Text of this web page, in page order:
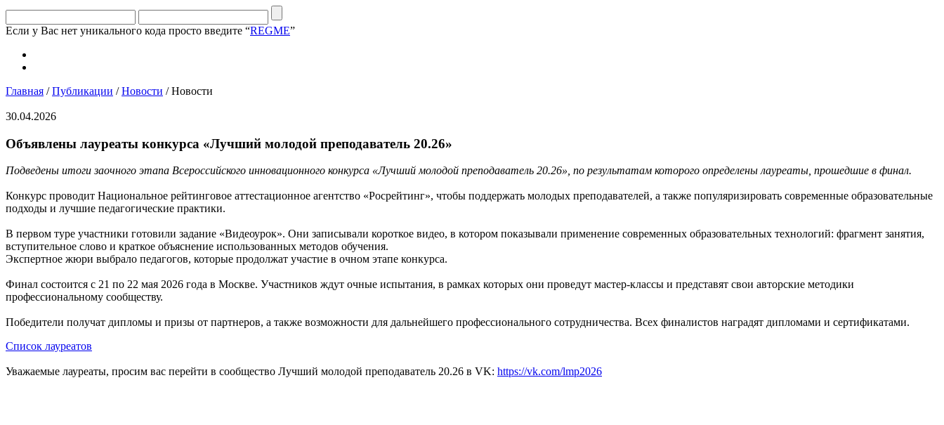
Если у Вас нет уникального кода просто введите “REGME”
Главная /Публикации /Новости / Новости
30.04.2026
Объявлены лауреаты конкурса «Лучший молодой преподаватель 20.26»
Подведены итоги заочного этапа Всероссийского инновационного конкурса «Лучший молодой преподаватель 20.26», по результатам которого определены лауреаты, прошедшие в финал.
Конкурс проводит Национальное рейтинговое аттестационное агентство «Росрейтинг», чтобы поддержать молодых преподавателей, а также популяризировать современные образовательные
подходы и лучшие педагогические практики.
В первом туре участники готовили задание «Видеоурок». Они записывали короткое видео, в котором показывали применение современных образовательных технологий: фрагмент занятия,
вступительное слово и краткое объяснение использованных методов обучения.
Экспертное жюри выбрало педагогов, которые продолжат участие в очном этапе конкурса.
Финал состоится с 21 по 22 мая 2026 года в Москве. Участников ждут очные испытания, в рамках которых они проведут мастер-классы и представят свои авторские методики
профессиональному сообществу.
Победители получат дипломы и призы от партнеров, а также возможности для дальнейшего профессионального сотрудничества. Всех финалистов наградят дипломами и сертификатами.
Список лауреатов
Уважаемые лауреаты, просим вас перейти в сообщество Лучший молодой преподаватель 20.26 в VK: https://vk.com/lmp2026